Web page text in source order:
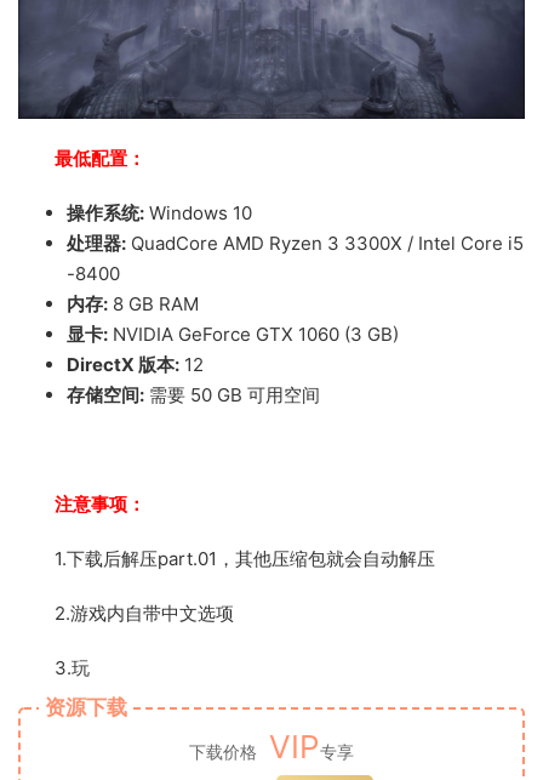
最低配置：
操作系统: Windows 10
处理器: QuadCore AMD Ryzen 3 3300X / Intel Core i5
-8400
内存: 8 GB RAM
显卡: NVIDIA GeForce GTX 1060 (3 GB)
DirectX 版本: 12
存储空间: 需要 50 GB 可用空间
注意事项：
1.下载后解压part.01，其他压缩包就会自动解压
2.游戏内自带中文选项
3.玩
资源下载
下载价格 VIP专享